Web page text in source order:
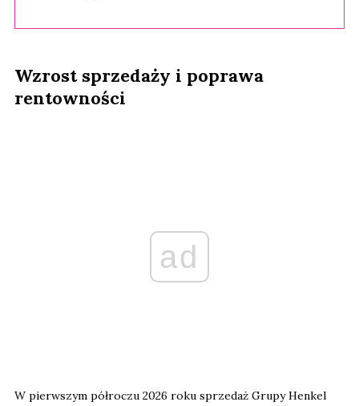
Wzrost sprzedaży i poprawa
rentowności
ad
W pierwszym półroczu 2026 roku sprzedaż Grupy Henkel